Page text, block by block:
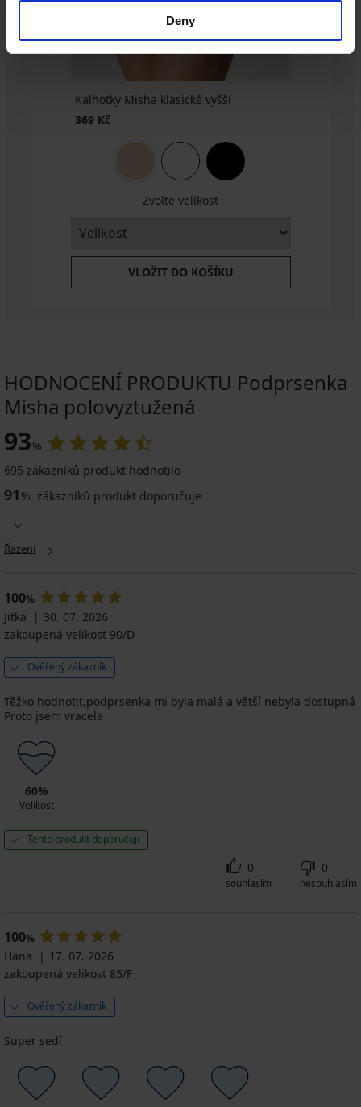
Deny
Kalhotky Misha klasické vyšší
369 Kč
Zvolte velikost
VLOŽIT DO KOŠÍKU
HODNOCENÍ PRODUKTU Podprsenka
Misha polovyztužená
93%
695 zákazníků produkt hodnotilo
91 % zákazníků produkt doporučuje
Řazení
100%
Jitka
30. 07. 2026
zakoupená velikost 90/D
Ověřený zákazník
Těžko hodnotit,podprsenka mi byla malá a větší nebyla dostupná
Proto jsem vracela
60%
Velikost
Tento produkt doporučuji
0
souhlasím
0
nesouhlasím
100%
Hana
17. 07. 2026
zakoupená velikost 85/F
Ověřený zákazník
Super sedí